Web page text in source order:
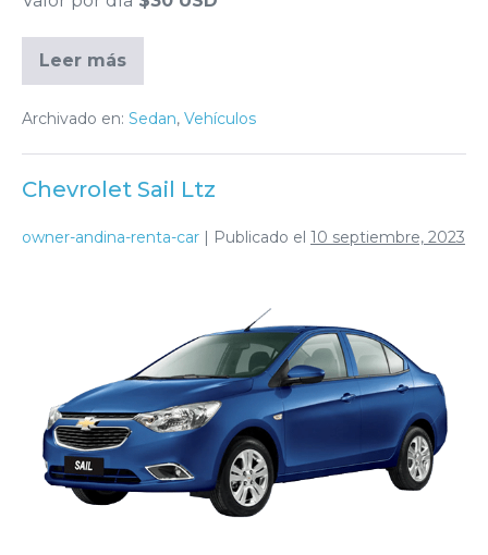
Leer más
Archivado en: Sedan, Vehículos
Chevrolet Sail Ltz
owner-andina-renta-car | Publicado el 10 septiembre, 2023